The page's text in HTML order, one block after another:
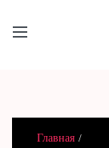
Главная